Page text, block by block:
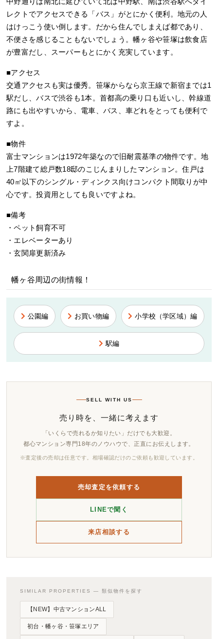
レクトでアクセスできる「バス」がとにかく便利。地元の人
はけっこう使い倒します。だから住んでしまえば都であり、
不便さを感じることもないでしょう。幡ヶ谷や笹塚は飲食店
が豊富だし、スーパーもとにかく充実しています。
■アクセス
交通アクセスも実は優秀。笹塚からなら京王線で新宿までは1
駅だし、バスで渋谷も1本。首都高の乗り口も近いし、幹線道
路にも出やすいから、電車、バス、車どれをとっても便利で
すよ。
■物件
富士マンションは1972年築なので旧耐震基準の物件です。地
上7階建て総戸数18邸のこじんまりしたマンション。住戸は
40㎡以下のシングル・ディンクス向けコンパクト間取りが中
心です。投資用としても良いですよね。
■備考
・ペット飼育不可
・エレベーターあり
・玄関扉更新済み
幡ヶ谷周辺の街情報！
公園編 お買い物編 小学校（学区域）編
駅編
SELL WITH US
売り時を、一緒に考えます
「いくらで売れるか知りたい」だけでも大歓迎。
都心マンション専門18年のノウハウで、正直にお伝えします。
※査定後の売却は任意です。相場確認だけのご依頼も歓迎しています。
売却査定を依頼する
LINEで聞く
来店相談する
SIMILAR PROPERTIES — 類似物件を探す
【NEW】中古マンションALL
初台・幡ヶ谷・笹塚エリア